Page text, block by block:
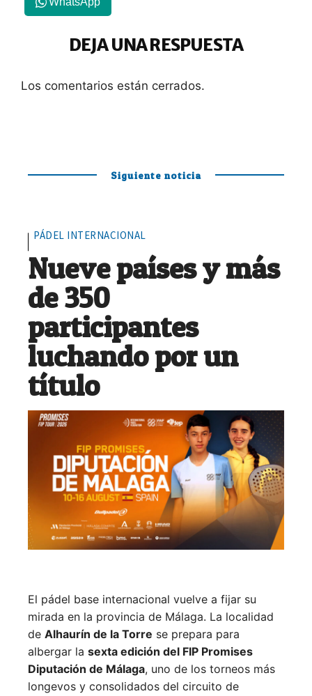
DEJA UNA RESPUESTA
Los comentarios están cerrados.
Siguiente noticia
PÁDEL INTERNACIONAL
Nueve países y más
de 350
participantes
luchando por un
título
El pádel base internacional vuelve a fijar su
mirada en la provincia de Málaga. La localidad
de Alhaurín de la Torre se prepara para
albergar la sexta edición del FIP Promises
Diputación de Málaga, uno de los torneos más
longevos y consolidados del circuito de